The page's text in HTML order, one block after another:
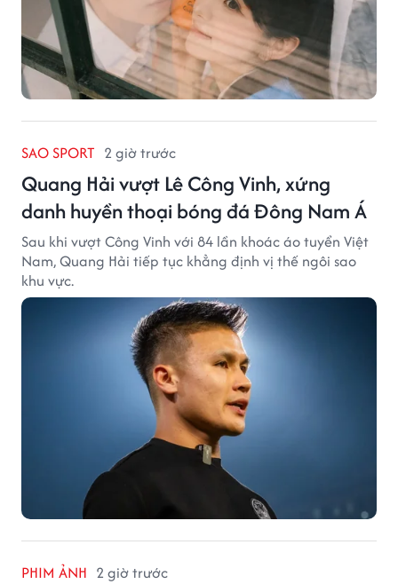
SAO SPORT 2 giờ trước
Quang Hải vượt Lê Công Vinh, xứng
danh huyền thoại bóng đá Đông Nam Á
Sau khi vượt Công Vinh với 84 lần khoác áo tuyển Việt
Nam, Quang Hải tiếp tục khẳng định vị thế ngôi sao
khu vực.
PHIM ẢNH 2 giờ trước